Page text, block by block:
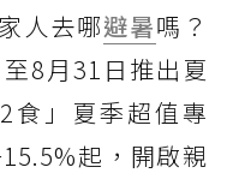
人去哪避暑嗎？
8月31日推出夏
食」夏季超值專
起，開啟親